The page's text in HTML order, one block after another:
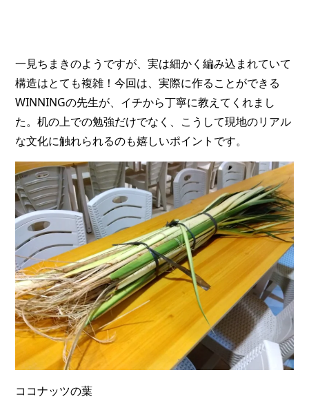
一見ちまきのようですが、実は細かく編み込まれていて
構造はとても複雑！今回は、実際に作ることができる
WINNINGの先生が、イチから丁寧に教えてくれまし
た。机の上での勉強だけでなく、こうして現地のリアル
な文化に触れられるのも嬉しいポイントです。
ココナッツの葉